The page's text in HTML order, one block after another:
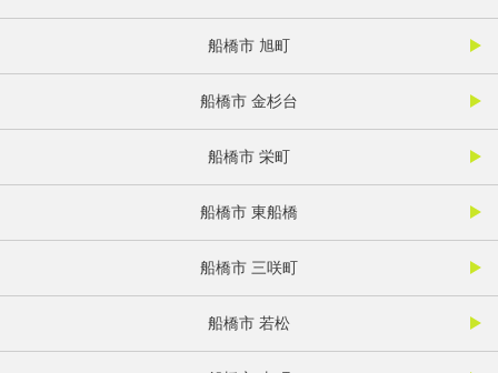
船橋市 旭町
船橋市 金杉台
船橋市 栄町
船橋市 東船橋
船橋市 三咲町
船橋市 若松